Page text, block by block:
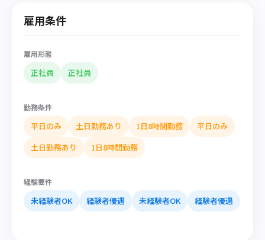
雇用条件
雇用形態
正社員 正社員
勤務条件
平日のみ 土日勤務あり 1日8時間勤務
平日のみ
土日勤務あり
1日8時間勤務
経験要件
未経験者OK 経験者優遇 未経験者OK 経験者優遇